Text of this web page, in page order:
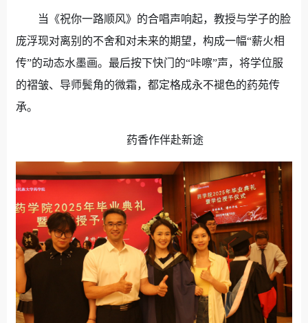
当《祝你一路顺风》的合唱声响起，教授与学子的脸
庞浮现对离别的不舍和对未来的期望，构成一幅“薪火相
传”的动态水墨画。最后按下快门的“咔嚓”声，将学位服
的褶皱、导师鬓角的微霜，都定格成永不褪色的药苑传
承。
药香作伴赴新途